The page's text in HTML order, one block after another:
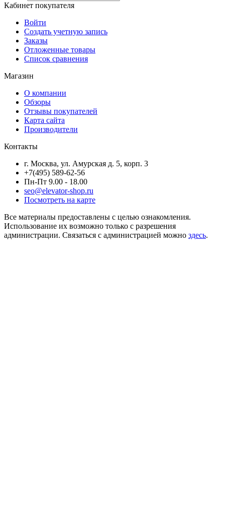
Кабинет покупателя
Войти
Создать учетную запись
Заказы
Отложенные товары
Список сравнения
Магазин
О компании
Обзоры
Отзывы покупателей
Карта сайта
Производители
Контакты
г. Москва, ул. Амурская д. 5, корп. 3
+7(495) 589-62-56
Пн-Пт 9.00 - 18.00
seo@elevator-shop.ru
Посмотреть на карте
Все материалы предоставлены с целью ознакомления.
Использование их возможно только с разрешения
администрации. Связаться с администрацией можно здесь.